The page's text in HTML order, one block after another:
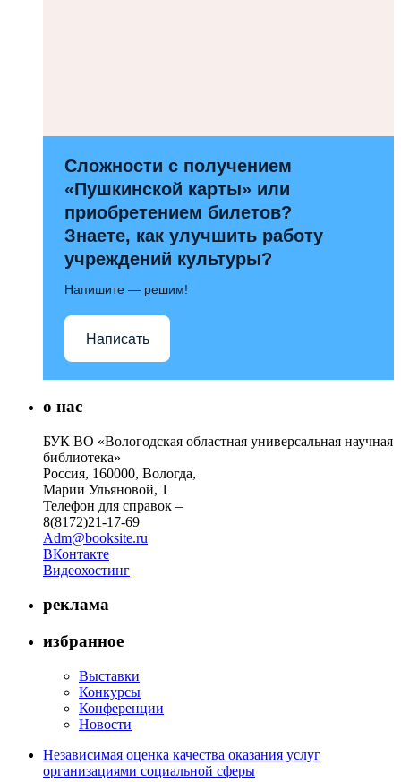
Сложности с получением
«Пушкинской карты» или
приобретением билетов?
Знаете, как улучшить работу
учреждений культуры?
Напишите — решим!
Написать
о нас
БУК ВО «Вологодская областная универсальная научная
библиотека»
Россия, 160000, Вологда,
Марии Ульяновой, 1
Телефон для справок –
8(8172)21-17-69
Adm@booksite.ru
ВКонтакте
Видеохостинг
реклама
избранное
Выставки
Конкурсы
Конференции
Новости
Независимая оценка качества оказания услуг
организациями социальной сферы